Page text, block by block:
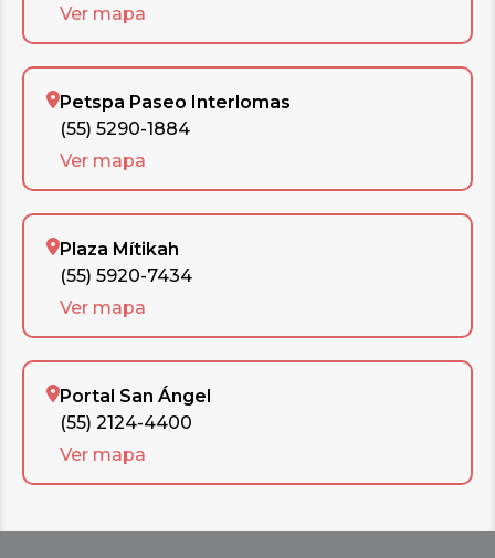
Ver mapa
Petspa Paseo Interlomas
(55) 5290-1884
Ver mapa
Plaza Mítikah
(55) 5920-7434
Ver mapa
Portal San Ángel
(55) 2124-4400
Ver mapa